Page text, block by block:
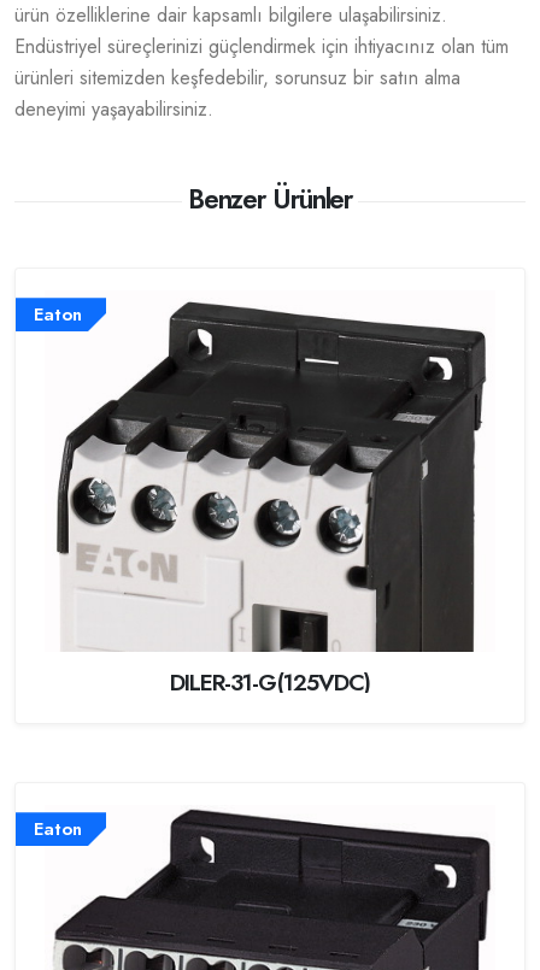
ürün özelliklerine dair kapsamlı bilgilere ulaşabilirsiniz.
Endüstriyel süreçlerinizi güçlendirmek için ihtiyacınız olan tüm
ürünleri sitemizden keşfedebilir, sorunsuz bir satın alma
deneyimi yaşayabilirsiniz.
Benzer Ürünler
Eaton
DILER-31-G(125VDC)
Eaton